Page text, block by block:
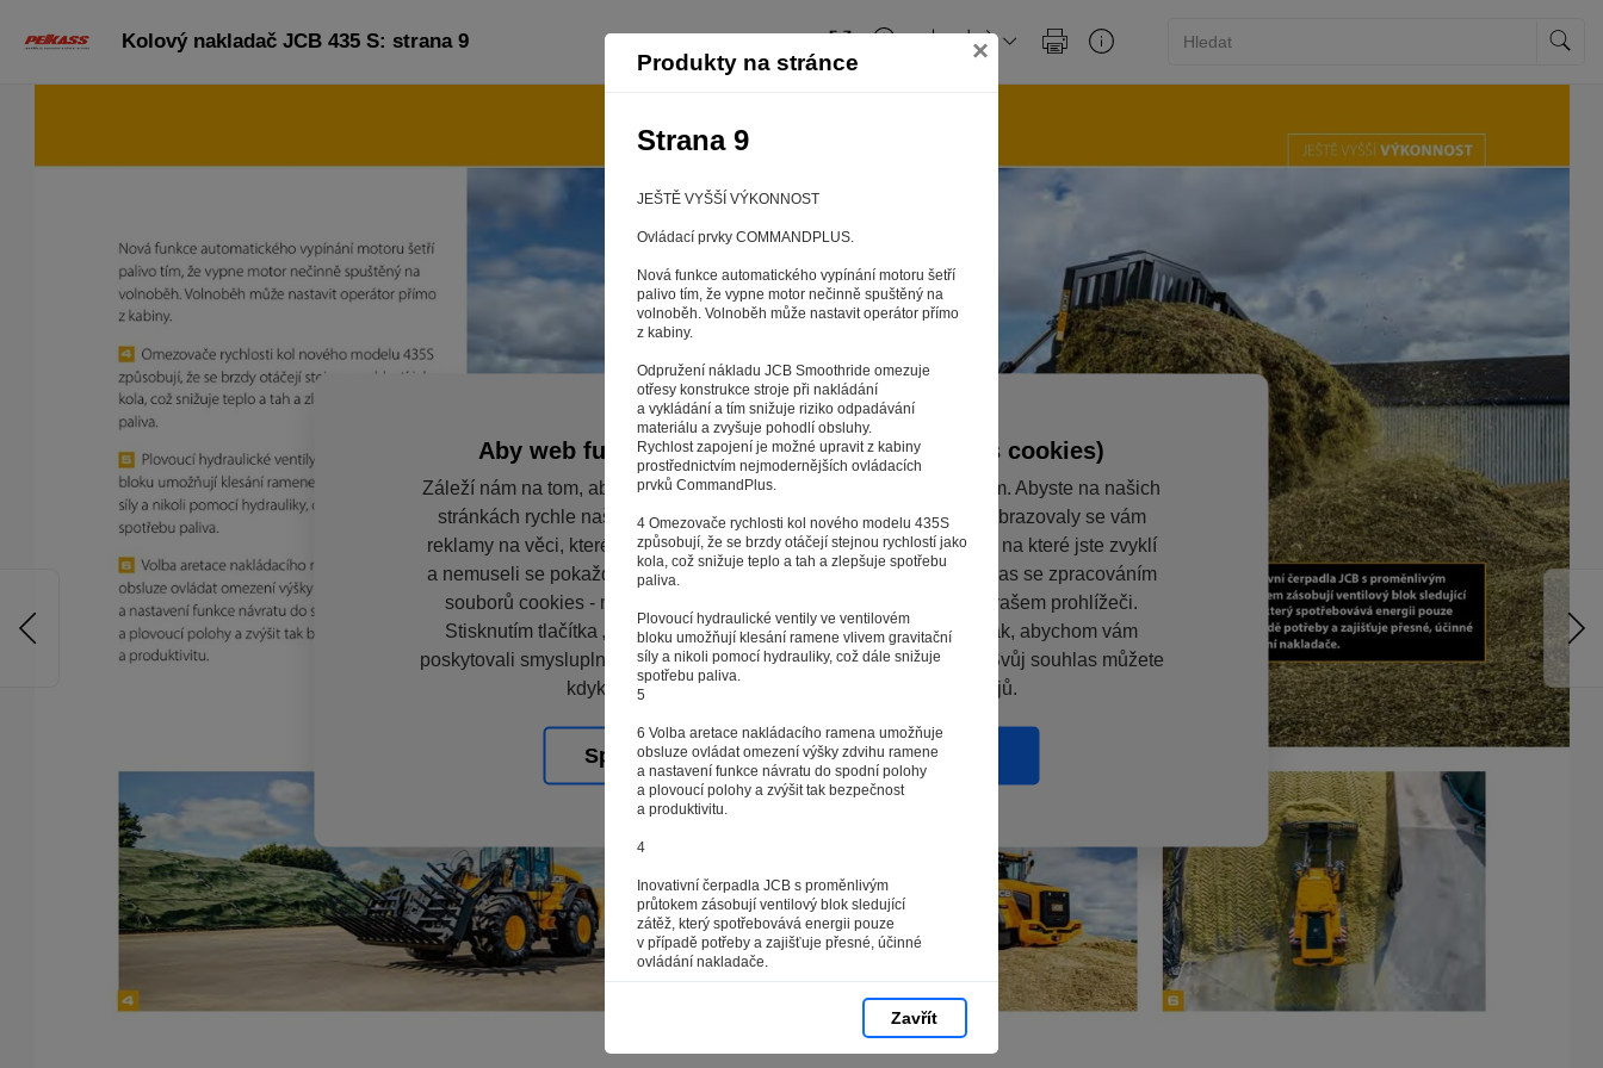
Produkty na stránce ×
Strana 9
JEŠTĚ VYŠŠÍ VÝKONNOST
Ovládací prvky COMMANDPLUS.
Nová funkce automatického vypínání motoru šetří
palivo tím, že vypne motor nečinně spuštěný na
volnoběh. Volnoběh může nastavit operátor přímo
z kabiny.
Odpružení nákladu JCB Smoothride omezuje
otřesy konstrukce stroje při nakládání
a vykládání a tím snižuje riziko odpadávání
materiálu a zvyšuje pohodlí obsluhy.
Rychlost zapojení je možné upravit z kabiny
prostřednictvím nejmodernějších ovládacích
prvků CommandPlus.
4 Omezovače rychlosti kol nového modelu 435S
způsobují, že se brzdy otáčejí stejnou rychlostí jako
kola, což snižuje teplo a tah a zlepšuje spotřebu
paliva.
Plovoucí hydraulické ventily ve ventilovém
bloku umožňují klesání ramene vlivem gravitační
síly a nikoli pomocí hydrauliky, což dále snižuje
spotřebu paliva.
5
6 Volba aretace nakládacího ramena umožňuje
obsluze ovládat omezení výšky zdvihu ramene
a nastavení funkce návratu do spodní polohy
a plovoucí polohy a zvýšit tak bezpečnost
a produktivitu.
4
Inovativní čerpadla JCB s proměnlivým
průtokem zásobují ventilový blok sledující
zátěž, který spotřebovává energii pouze
v případě potřeby a zajišťuje přesné, účinné
ovládání nakladače.
Zavřít
Kolový nakladač JCB 435 S: strana 9
Aby web fungoval tak, jak ho znáte (souhlas s cookies)
Záleží nám na tom, aby pro vás nakupování bylo co nejlepší zážitkem. Abyste na našich
stránkách rychle našli to, co hledáte, ušetřili spoustu klikání a nezobrazovaly se vám
reklamy na věci, které vás nezajímají. Abyste web viděli v zobrazení na které jste zvyklí
a nemuseli se pokaždé přihlašovat. Proto od vás potřebujeme souhlas se zpracováním
souborů cookies - malých souborů, které se dočasně ukládají ve vašem prohlížeči.
Stisknutím tlačítka „V pořádku“ souhlasíte s nastavením cookies tak, abychom vám
poskytovali smysluplné a užitečné služby na základě vašich údajů. Svůj souhlas můžete
kdykoli změnit na stránce zpracování osobních údajů.
Spravovat cookies V pořádku